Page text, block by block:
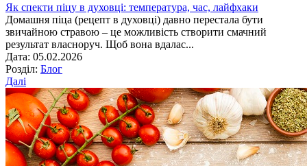
Як спекти піцу в духовці: температура, час, лайфхаки
Домашня піца (рецепт в духовці) давно перестала бути
звичайною стравою – це можливість створити смачний
результат власноруч. Щоб вона вдалас...
Дата: 05.02.2026
Розділ: Блог
Далі